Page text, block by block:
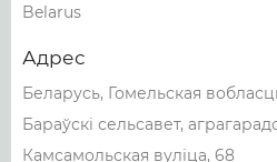
Belarus
Адрес
Беларусь, Гомельская
Бараўскі сельсавет,
Камсамольская вуліца, 68